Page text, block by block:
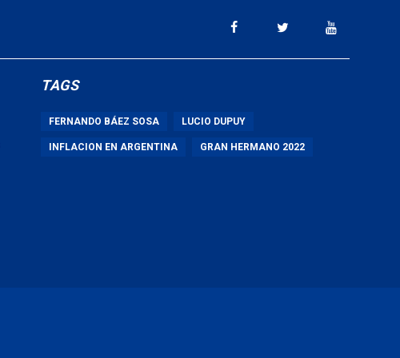
TAGS
FERNANDO BÁEZ SOSA LUCIO DUPUY
INFLACION EN ARGENTINA GRAN HERMANO 2022